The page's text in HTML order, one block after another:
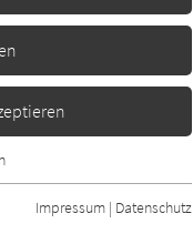
der Webseite
einwandfrei
Impressum | Datenschutz